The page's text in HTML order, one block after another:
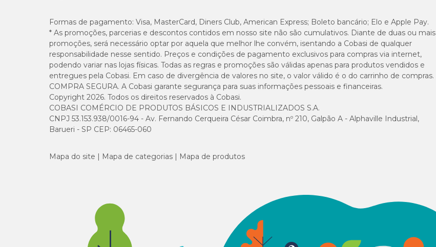
Formas de pagamento: Visa, MasterCard, Diners Club, American Express; Boleto bancário; Elo e Apple Pay.
* As promoções, parcerias e descontos contidos em nosso site não são cumulativos. Diante de duas ou mais
promoções, será necessário optar por aquela que melhor lhe convém, isentando a Cobasi de qualquer
responsabilidade nesse sentido. Preços e condições de pagamento exclusivos para compras via internet,
podendo variar nas lojas físicas. Todas as regras e promoções são válidas apenas para produtos vendidos e
entregues pela Cobasi. Em caso de divergência de valores no site, o valor válido é o do carrinho de compras.
COMPRA SEGURA. A Cobasi garante segurança para suas informações pessoais e financeiras.
Copyright 2026. Todos os direitos reservados à Cobasi.
COBASI COMÉRCIO DE PRODUTOS BÁSICOS E INDUSTRIALIZADOS S.A.
CNPJ 53.153.938/0016-94 - Av. Fernando Cerqueira César Coimbra, nº 210, Galpão A - Alphaville Industrial,
Barueri - SP CEP: 06465-060
Mapa do site Mapa de categorias Mapa de produtos